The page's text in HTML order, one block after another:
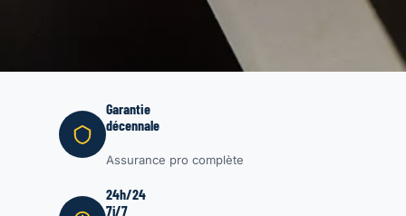
Garantie
décennale
Assurance pro complète
24h/24
7j/7